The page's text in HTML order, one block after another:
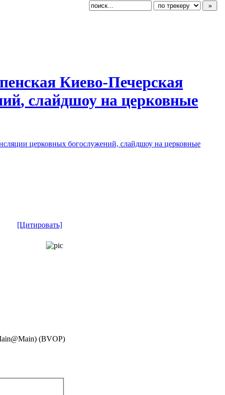
​кая Киево-Печерс​кая
​, слайдшоу на церковные
церковных богослужений, слайдшоу на церковные
[Цитировать]
(BVOP)